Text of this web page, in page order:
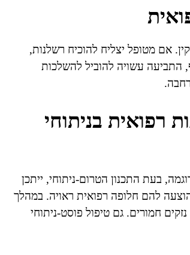
אם מטופל יצליח להוכיח רשלנות,
התביעה עשויה להוביל להשלכות
רפואית בניתוחי
בעת התכנון הטרום-ניתוחי, ייתכן
להם חלופה רפואית ראויה. במהלך
חמורים. גם טיפול פוסט-ניתוחי